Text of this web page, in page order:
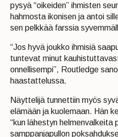
pysyä “oikeiden” ihmisten
hahmosta ikonisen ja antoi
sen pelkkää farssia
“Jos hyvä joukko ihmisiä
tuntevat minut
onnellisempi”, Routledge
haastattelussa.
Näyttelijä tunnettiin myös
elämään ja kuolemaan. Hän
“kun lähestyn helmenvalkeita
samppanjapullon